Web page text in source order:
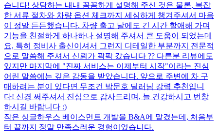
습니다! 상담하는 내내 꼼꼼하게 설명해 주신 것은 물론, 복잡
한 서류 절차와 차량 옵션 체크까지 세심하게 챙겨주셔서 마음
이 정말 든든했습니다. 차량 출고 날에도 긴 시간 할애해 가며
기능을 친절하게 하나하나 설명해 주셔서 큰 도움이 되었는데
요, 특히 정비사 출신이셔서 그런지 디테일한 부분까지 전문적
으로 말씀해 주셔서 신뢰가 팍팍 갔습니다 ?? 다른분 리뷰에도
있지만 마지막에 "진짜 서비스는 이제부터 시작"이라는 진심
어린 말씀에는 깊은 감동을 받았습니다. 앞으로 주변에 차 구
매하려는 분이 있다면 무조건 박문호 딜러님 강력 추천입니
다! 신경 써주셔서 진심으로 감사드리며, 늘 건강하시고 번창
하시길 바랍니다 :)
작은 싱글하우스 베이스먼트 개발을 B&A에 맡겼는데, 처음부
터 끝까지 정말 만족스러운 경험이었습니다.